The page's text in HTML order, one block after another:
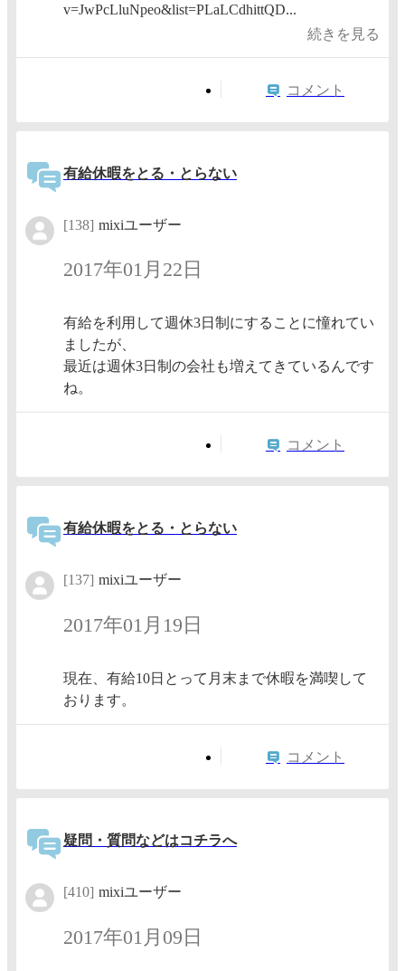
v=JwPcLluNpeo&list=PLaLCdhittQD...
続きを見る
コメント
有給休暇をとる・とらない
[138] mixiユーザー
2017年01月22日
有給を利用して週休3日制にすることに憧れてい
ましたが、
最近は週休3日制の会社も増えてきているんです
ね。
コメント
有給休暇をとる・とらない
[137] mixiユーザー
2017年01月19日
現在、有給10日とって月末まで休暇を満喫して
おります。
コメント
疑問・質問などはコチラへ
[410] mixiユーザー
2017年01月09日